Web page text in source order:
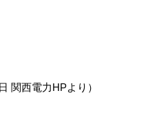
関西電力HPより）